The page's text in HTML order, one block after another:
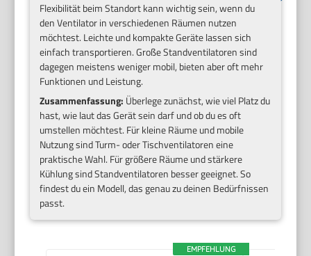
Flexibilität beim Standort kann wichtig sein, wenn du
den Ventilator in verschiedenen Räumen nutzen
möchtest. Leichte und kompakte Geräte lassen sich
einfach transportieren. Große Standventilatoren sind
dagegen meistens weniger mobil, bieten aber oft mehr
Funktionen und Leistung.
Zusammenfassung: Überlege zunächst, wie viel Platz du
hast, wie laut das Gerät sein darf und ob du es oft
umstellen möchtest. Für kleine Räume und mobile
Nutzung sind Turm- oder Tischventilatoren eine
praktische Wahl. Für größere Räume und stärkere
Kühlung sind Standventilatoren besser geeignet. So
findest du ein Modell, das genau zu deinen Bedürfnissen
passt.
EMPFEHLUNG